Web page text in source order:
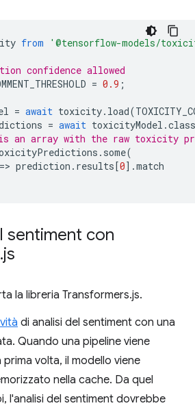
from '@tensorflow-models/
confidence allowed
= 0.9 ;
= await toxicity. load(
= await toxicityModel .
an array with the raw toxicity
. some(
=> prediction . results[0].match
sentiment con
.js
la libreria Transformers.js.
di analisi del sentiment con una
Quando una pipeline viene
volta, il modello viene
nella cache. Da quel
l'analisi del sentiment dovrebbe